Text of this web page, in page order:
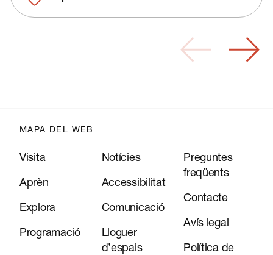
MAPA DEL WEB
Visita
Aprèn
Explora
Programació
Notícies
Accessibilitat
Comunicació
Lloguer
d’espais
Preguntes
freqüents
Contacte
Avís legal
Política de